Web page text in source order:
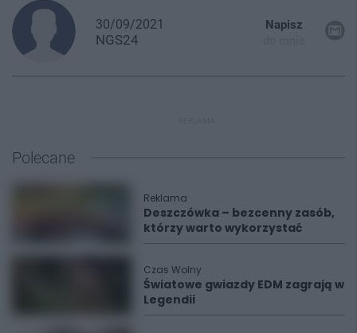
30/09/2021
NGS24
Napisz
Polecane
Reklama
Deszczówka – bezcenny zasób,
którzy warto wykorzystać
Czas Wolny
Światowe gwiazdy EDM zagrają w
Legendii